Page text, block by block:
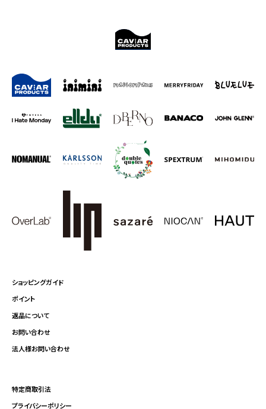
ショッピングガイド
ポイント
返品について
お問い合わせ
法人様お問い合わせ
特定商取引法
プライバシーポリシー